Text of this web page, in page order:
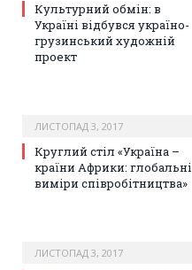
Культурний обмін: в
Україні відбувся україно-
грузинський художній
проект
ЛИСТОПАД 3, 2017
Круглий стіл «Україна –
країни Африки: глобальні
виміри співробітництва»
ЛИСТОПАД 3, 2017